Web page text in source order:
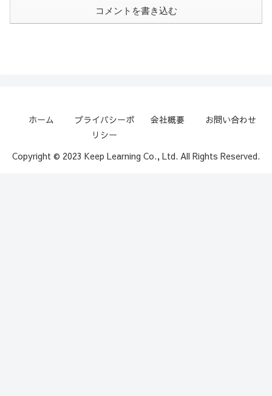
コメントを書き込む
ホーム
プライバシーポ
リシー
会社概要 お問い合わせ
Copyright © 2023 Keep Learning Co., Ltd. All Rights Reserved.